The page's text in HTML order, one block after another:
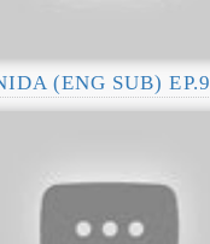
(ENG SUB)